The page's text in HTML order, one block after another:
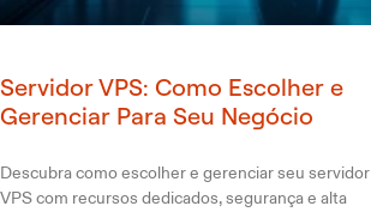
Servidor VPS: Como Escolher e
Gerenciar Para Seu Negócio
Descubra como escolher e gerenciar seu servidor
VPS com recursos dedicados, segurança e alta